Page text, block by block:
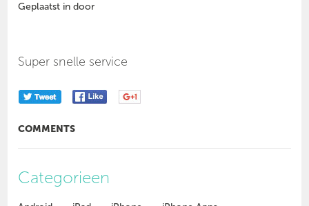
Geplaatst in door
Super snelle service
COMMENTS
Categorieen